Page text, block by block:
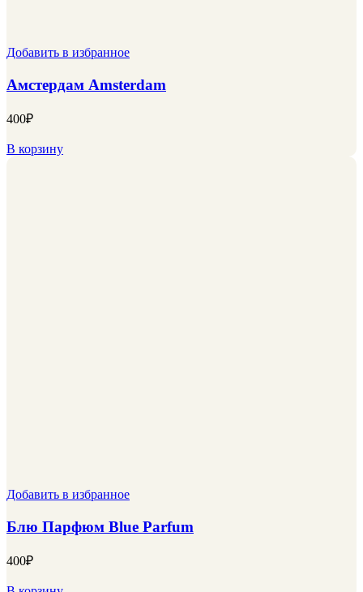
Добавить в избранное
Амстердам Amsterdam
400₽
В корзину
Добавить в избранное
Блю Парфюм Blue Parfum
400₽